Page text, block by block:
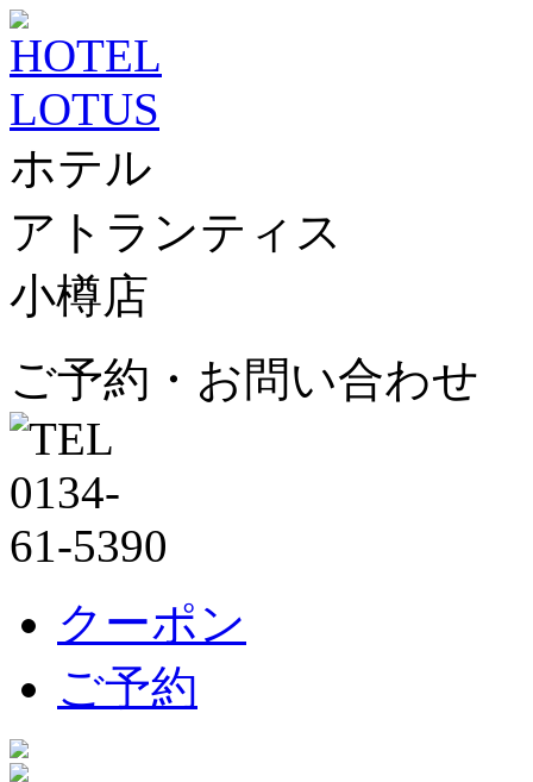
ホテル
アトランティス
小樽店
ご予約・お問い合わせ
クーポン
ご予約